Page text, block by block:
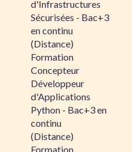
d'Infrastructures
Sécurisées - Bac+3
en continu
(Distance)
Formation
Concepteur
Développeur
d'Applications
Python - Bac+3 en
continu
(Distance)
Formation